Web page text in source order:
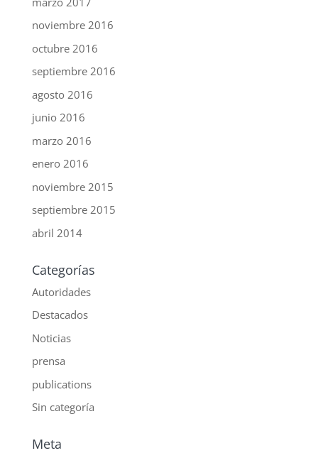
noviembre 2016
octubre 2016
septiembre 2016
agosto 2016
junio 2016
marzo 2016
enero 2016
noviembre 2015
septiembre 2015
abril 2014
Categorías
Autoridades
Destacados
Noticias
prensa
publications
Sin categoría
Meta